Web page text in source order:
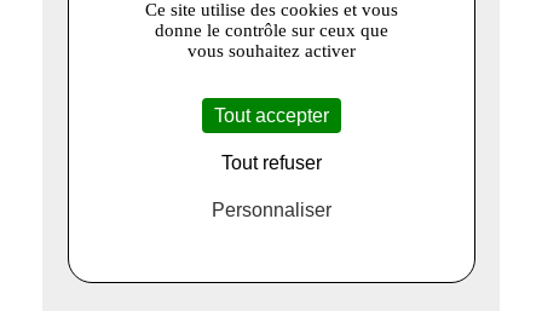
Ce site utilise des cookies et vous
donne le contrôle sur ceux que
vous souhaitez activer
Tout accepter
Tout refuser
Personnaliser